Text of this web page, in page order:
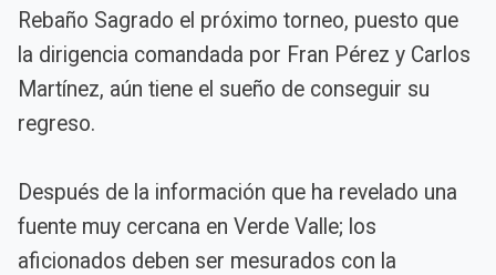
Rebaño Sagrado el próximo torneo, puesto que
la dirigencia comandada por Fran Pérez y Carlos
Martínez, aún tiene el sueño de conseguir su
regreso.
Después de la información que ha revelado una
fuente muy cercana en Verde Valle; los
aficionados deben ser mesurados con la